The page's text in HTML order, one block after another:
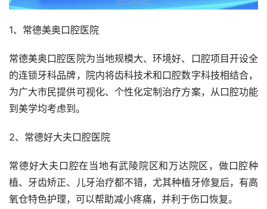
1、常德美奥口腔医院
常德美奥口腔医院为当地规模大、环境好、口腔项目开设全
的连锁牙科品牌，院内将齿科技术和口腔数字科技相结合，
为广大市民提供可视化、个性化定制治疗方案，从口腔功能
到美学均考虑到。
2、常德好大夫口腔医院
常德好大夫口腔在当地有武陵院区和万达院区，做口腔种
植、牙齿矫正、儿牙治疗都不错，尤其种植牙修复后，有高
氧仓特色护理，可以帮助减小疼痛，并利于伤口恢复。